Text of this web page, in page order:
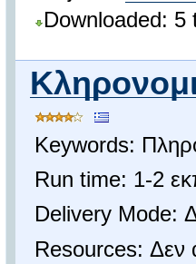
Downloaded: 5
Keywords:
Run time: 1-2
Delivery Mode:
Resources: Δεν